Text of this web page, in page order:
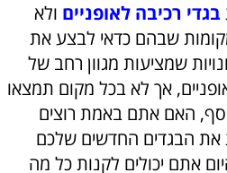
בגדי רכיבה לאופניים ולא
שבהם כדאי לבצע את
שמציעות מגוון רחב של
אך לא בכל מקום תמצאו
האם אתם באמת רוצים
את הבגדים החדשים שלכם
אתם יכולים לקנות כל מה